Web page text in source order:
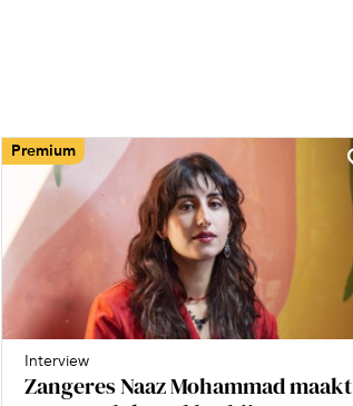
Premium
Interview
Zangeres Naaz Mohammad maakt